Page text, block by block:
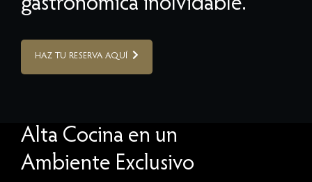
gastronómica inolvidable.
HAZ TU RESERVA AQUÍ
Alta Cocina en un
Ambiente Exclusivo